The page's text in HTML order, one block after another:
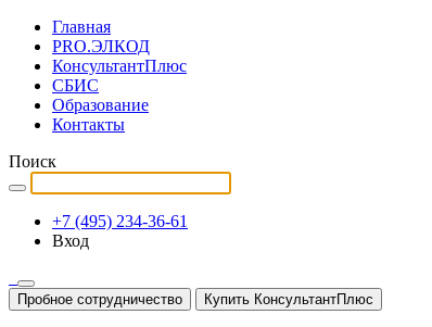
Главная
PRO.ЭЛКОД
КонсультантПлюс
СБИС
Образование
Контакты
Поиск
+7 (495) 234-36-61
Вход
Пробное сотрудничество Купить КонсультантПлюс